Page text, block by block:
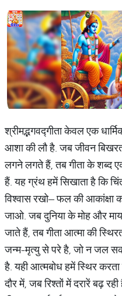
श्रीमद्भगवद्गीता केवल एक
आशा की लौ है. जब जीवन
लगने लगते हैं, तब गीता के शब्द
हैं. यह ग्रंथ हमें सिखाता है कि
विश्वास रखो– फल की
जाओ. जब दुनिया के मोह और
जाते हैं, तब गीता आत्मा की
जन्म-मृत्यु से परे है, जो न जल
है. यही आत्मबोध हमें स्थिर
दौर में, जब रिश्तों में दरारें बढ़